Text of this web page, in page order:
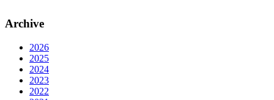
Archive
2026
2025
2024
2023
2022